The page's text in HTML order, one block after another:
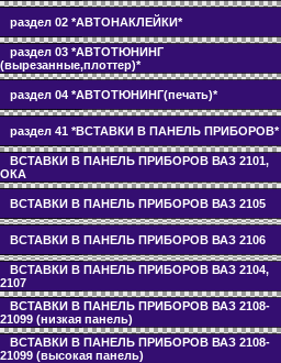
раздел 02 *АВТОНАКЛЕЙКИ*
раздел 03 *АВТОТЮНИНГ
(вырезанные,плоттер)*
раздел 04 *АВТОТЮНИНГ(печать)*
раздел 41 *ВСТАВКИ В ПАНЕЛЬ ПРИБОРОВ*
ВСТАВКИ В ПАНЕЛЬ ПРИБОРОВ ВАЗ 2101,
ОКА
ВСТАВКИ В ПАНЕЛЬ ПРИБОРОВ ВАЗ 2105
ВСТАВКИ В ПАНЕЛЬ ПРИБОРОВ ВАЗ 2106
ВСТАВКИ В ПАНЕЛЬ ПРИБОРОВ ВАЗ 2104,
2107
ВСТАВКИ В ПАНЕЛЬ ПРИБОРОВ ВАЗ 2108-
21099 (низкая панель)
ВСТАВКИ В ПАНЕЛЬ ПРИБОРОВ ВАЗ 2108-
21099 (высокая панель)